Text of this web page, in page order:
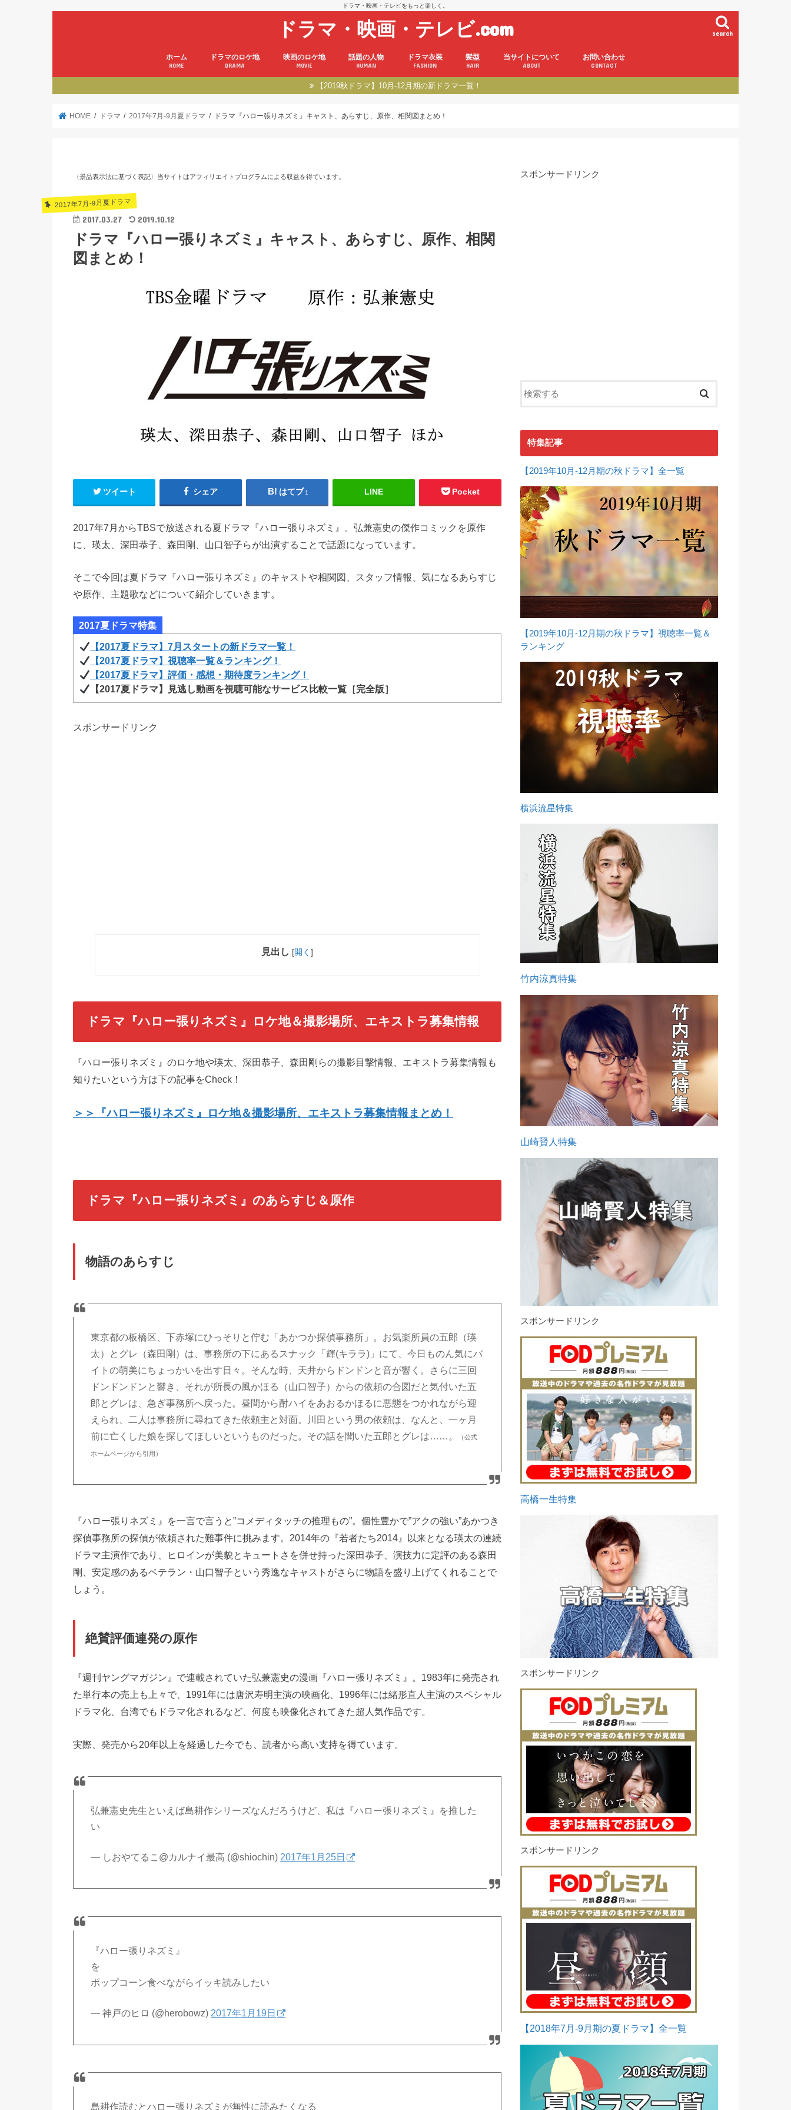
ドラマ・映画・テレビをもっと楽しく。
ドラマ・映画・テレビ.com search
ホーム
HOME
ドラマのロケ地
DRAMA
映画のロケ地
MOVIE
話題の人物
HUMAN
ドラマ衣装
FASHION
髪型
HAIR
当サイトについて
ABOUT
お問い合わせ
CONTACT
【2019秋ドラマ】10月-12月期の新ドラマ一覧！
HOME ドラマ 2017年7月-9月夏ドラマ ドラマ『ハロー張りネズミ』キャスト、あらすじ、原作、相関図まとめ！
〈景品表示法に基づく表記〉当サイトはアフィリエイトプログラムによる収益を得ています。
2017年7月-9月夏ドラマ
2017.03.27 2019.10.12
ドラマ『ハロー張りネズミ』キャスト、あらすじ、原作、相関
図まとめ！
ツイート シェア はてブ 1 LINE Pocket
2017年7月からTBSで放送される夏ドラマ『ハロー張りネズミ』。弘兼憲史の傑作コミックを原作
に、瑛太、深田恭子、森田剛、山口智子らが出演することで話題になっています。
そこで今回は夏ドラマ『ハロー張りネズミ』のキャストや相関図、スタッフ情報、気になるあらすじ
や原作、主題歌などについて紹介していきます。
2017夏ドラマ特集
【2017夏ドラマ】7月スタートの新ドラマ一覧！
【2017夏ドラマ】視聴率一覧＆ランキング！
【2017夏ドラマ】評価・感想・期待度ランキング！
【2017夏ドラマ】見逃し動画を視聴可能なサービス比較一覧［完全版］
スポンサードリンク
見出し [開く ]
ドラマ『ハロー張りネズミ』ロケ地＆撮影場所、エキストラ募集情報
『ハロー張りネズミ』のロケ地や瑛太、深田恭子、森田剛らの撮影目撃情報、エキストラ募集情報も
知りたいという方は下の記事をCheck！
＞＞『ハロー張りネズミ』ロケ地＆撮影場所、エキストラ募集情報まとめ！
ドラマ『ハロー張りネズミ』のあらすじ＆原作
物語のあらすじ
東京都の板橋区、下赤塚にひっそりと佇む「あかつか探偵事務所」。お気楽所員の五郎（瑛
太）とグレ（森田剛）は、事務所の下にあるスナック「輝(キララ)」にて、今日ものん気にバ
イトの萌美にちょっかいを出す日々。そんな時、天井からドンドンと音が響く。さらに三回
ドンドンドンと響き、それが所長の風かほる（山口智子）からの依頼の合図だと気付いた五
郎とグレは、急ぎ事務所へ戻った。昼間から酎ハイをあおるかほるに悪態をつかれながら迎
えられ、二人は事務所に尋ねてきた依頼主と対面。川田という男の依頼は、なんと、一ヶ月
前に亡くした娘を探してほしいというものだった。その話を聞いた五郎とグレは……。
（公式
ホームページから引用）
『ハロー張りネズミ』を一言で言うと”コメディタッチの推理もの”。個性豊かで”アクの強い”あかつき
探偵事務所の探偵が依頼された難事件に挑みます。2014年の『若者たち2014』以来となる瑛太の連続
ドラマ主演作であり、ヒロインが美貌とキュートさを併せ持った深田恭子、演技力に定評のある森田
剛、安定感のあるベテラン・山口智子という秀逸なキャストがさらに物語を盛り上げてくれることで
しょう。
絶賛評価連発の原作
『週刊ヤングマガジン』で連載されていた弘兼憲史の漫画『ハロー張りネズミ』。1983年に発売され
た単行本の売上も上々で、1991年には唐沢寿明主演の映画化、1996年には緒形直人主演のスペシャル
ドラマ化、台湾でもドラマ化されるなど、何度も映像化されてきた超人気作品です。
実際、発売から20年以上を経過した今でも、読者から高い支持を得ています。
弘兼憲史先生といえば島耕作シリーズなんだろうけど、私は『ハロー張りネズミ』を推した
い
— しおやてるこ@カルナイ最高 (@shiochin) 2017年1月25日
『ハロー張りネズミ』
を
ポップコーン食べながらイッキ読みしたい
— 神戸のヒロ (@herobowz) 2017年1月19日
島耕作読むとハロー張りネズミが無性に読みたくなる
スポンサードリンク
特集記事
【2019年10月-12月期の秋ドラマ】全一覧
【2019年10月-12月期の秋ドラマ】視聴率一覧＆
ランキング
横浜流星特集
竹内涼真特集
山崎賢人特集
スポンサードリンク
高橋一生特集
スポンサードリンク
スポンサードリンク
【2018年7月-9月期の夏ドラマ】全一覧